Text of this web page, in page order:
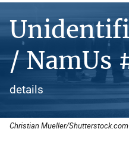
/ NamUs
details
Christian Mueller/